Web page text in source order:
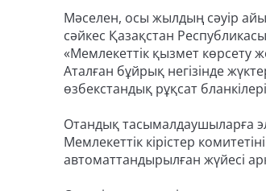
Мәселен, осы жылдың сәуір
сәйкес Қазақстан
«Мемлекеттік қызмет көрсету
Аталған бұйрық негізінде
өзбекстандық рұқсат
Отандық тасымалдаушыларға
Мемлекеттік кірістер
автоматтандырылған жүйесі